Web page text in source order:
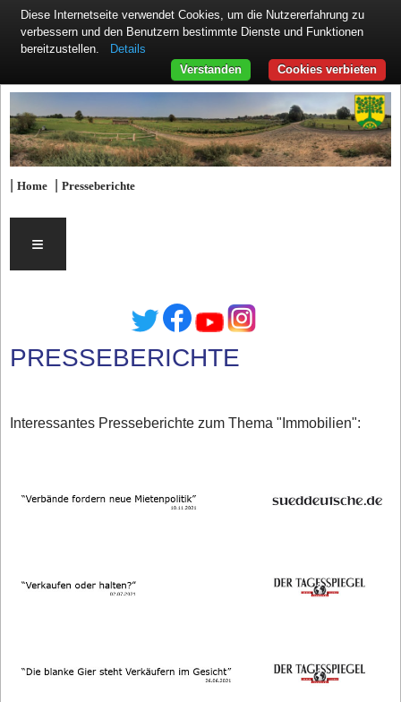
|Home |Presseberichte
≡
PRESSEBERICHTE
Interessantes Presseberichte zum Thema "Immobilien":
Diese Internetseite verwendet Cookies, um die Nutzererfahrung zu
verbessern und den Benutzern bestimmte Dienste und Funktionen
bereitzustellen.
Details
Cookies verbieten
Verstanden